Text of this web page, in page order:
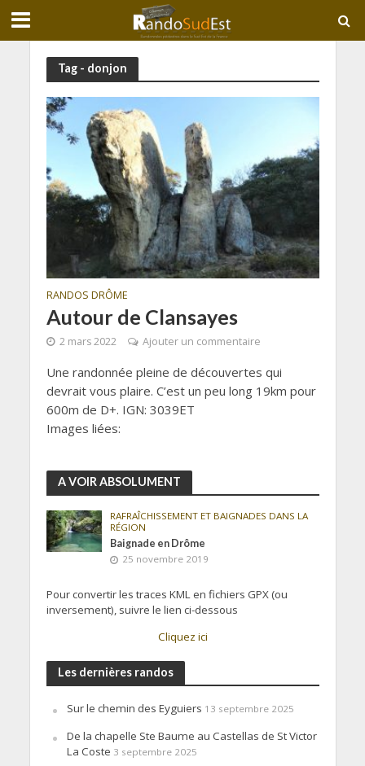
Tag - donjon
RANDOS DRÔME
Autour de Clansayes
2 mars 2022 Ajouter un commentaire
Une randonnée pleine de découvertes qui
devrait vous plaire. C’est un peu long 19km pour
600m de D+. IGN: 3039ET
Images liées:
A VOIR ABSOLUMENT
RAFRAÎCHISSEMENT ET BAIGNADES DANS LA
RÉGION
Baignade en Drôme
25 novembre 2019
Pour convertir les traces KML en fichiers GPX (ou
inversement), suivre le lien ci-dessous
Cliquez ici
Les dernières randos
Sur le chemin des Eyguiers 13 septembre 2025
De la chapelle Ste Baume au Castellas de St Victor
La Coste 3 septembre 2025